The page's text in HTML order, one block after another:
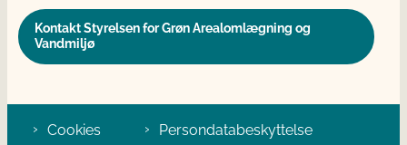
Kontakt Styrelsen for Grøn Arealomlægning og
Vandmiljø
Cookies Persondatabeskyttelse